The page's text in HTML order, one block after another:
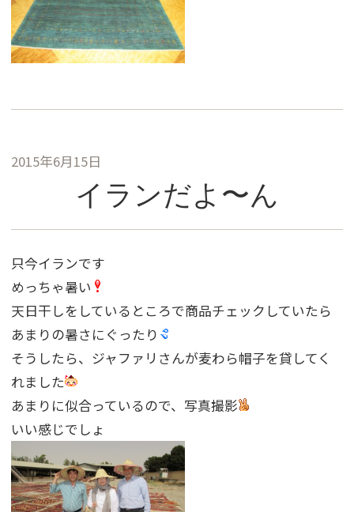
2015年6月15日
イランだよ〜ん
只今イランです
めっちゃ暑い
天日干しをしているところで商品チェックしていたら
あまりの暑さにぐったり
そうしたら、ジャファリさんが麦わら帽子を貸してく
れました
あまりに似合っているので、写真撮影
いい感じでしょ